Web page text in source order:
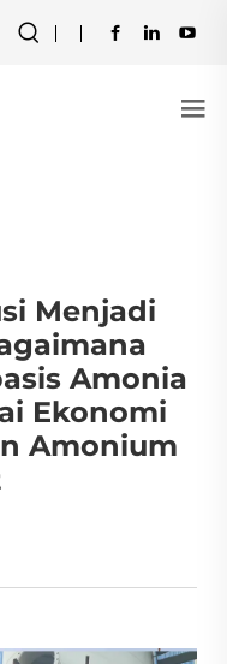
Menjadi
Amonia
Ekonomi
Amonium